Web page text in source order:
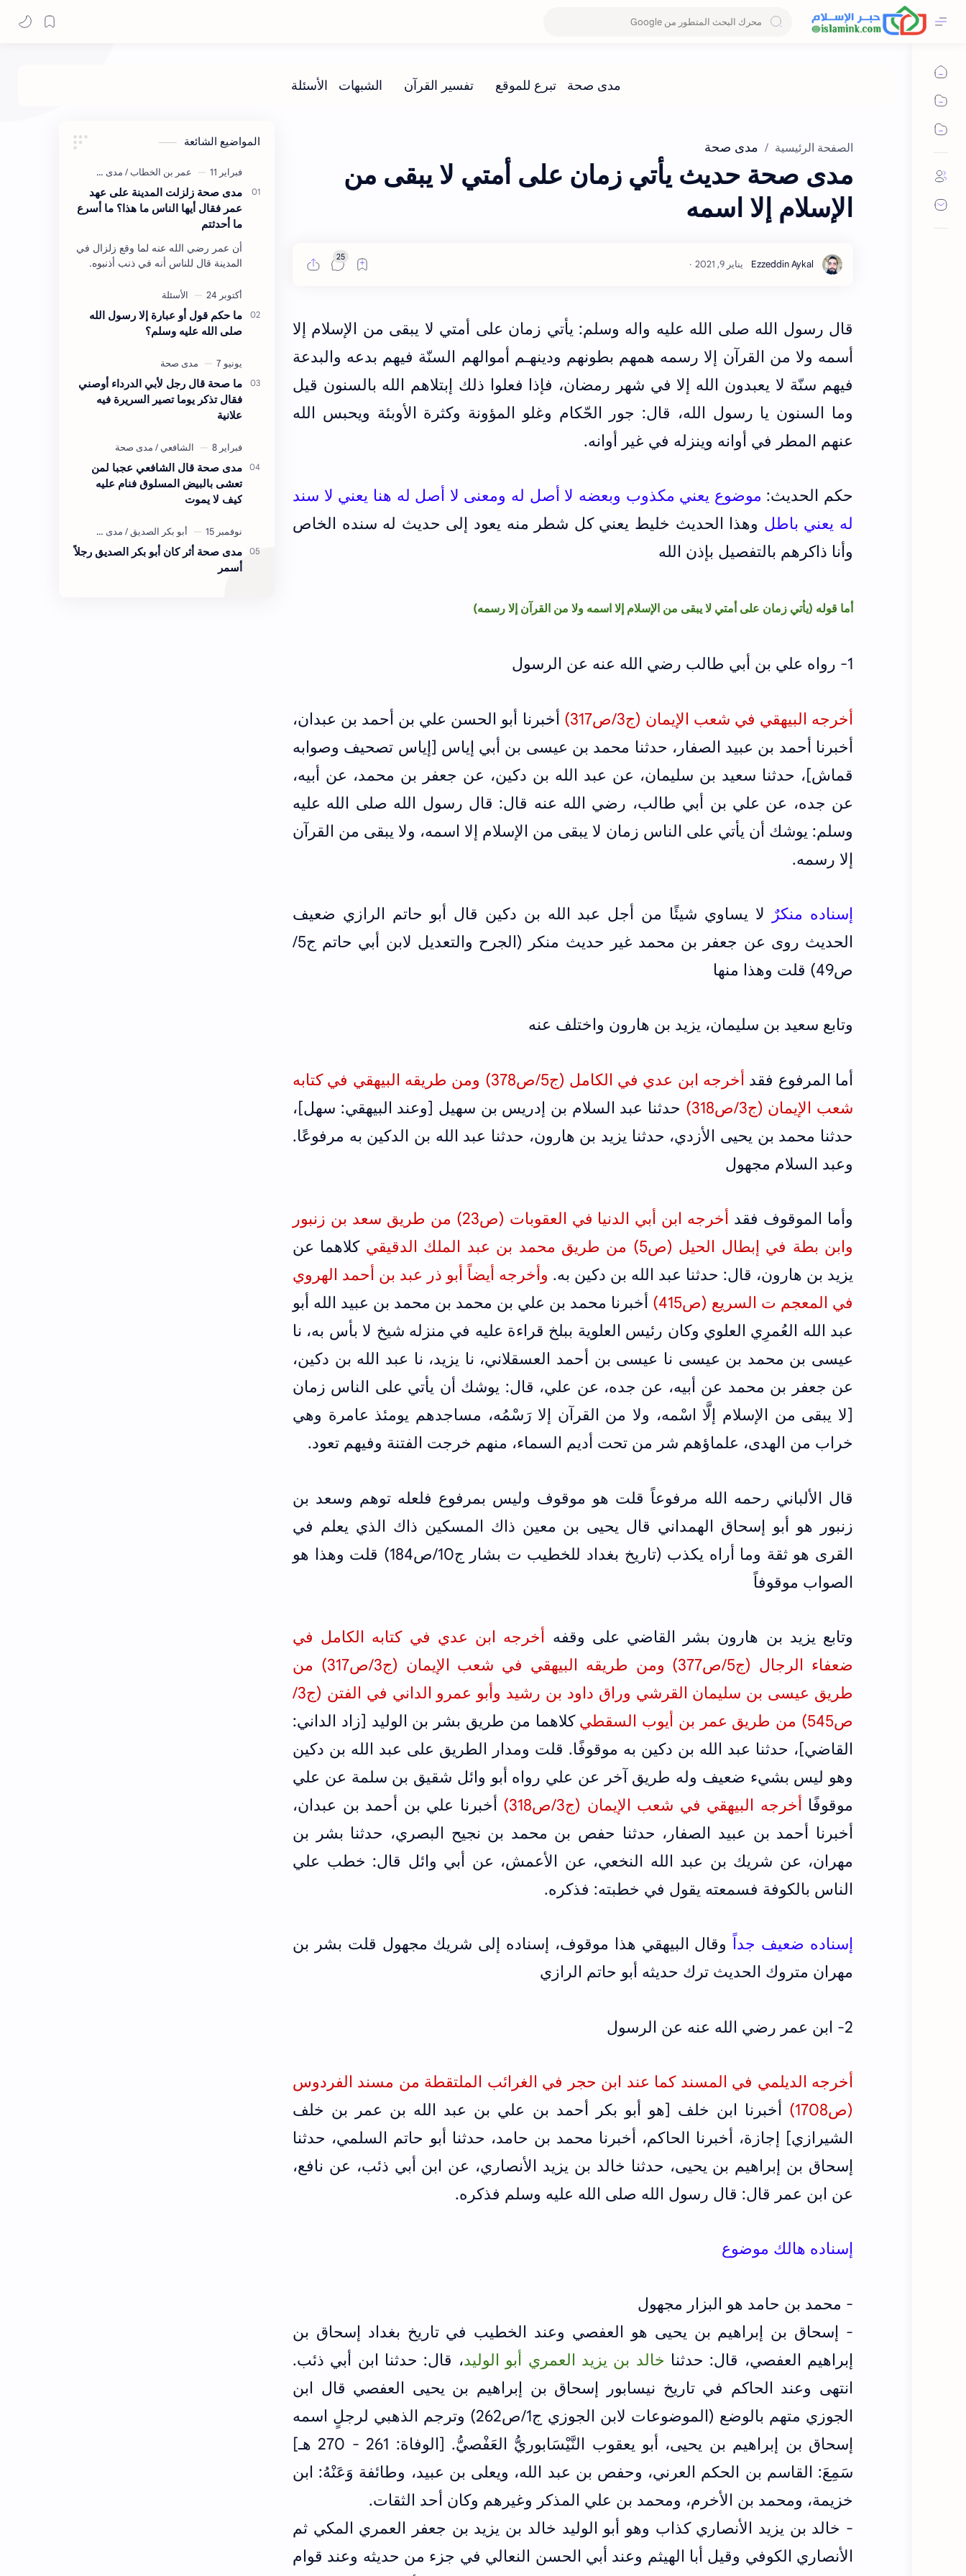
الصفحة الرئيسية مدى صحة
مدى صحة حديث يأتي زمان على أمتي لا يبقى من
الإسلام إلا اسمه
قال رسول الله صلى الله عليه واله وسلم: يأتي زمان على أمتي لا يبقى من الإسلام إلا
أسمه ولا من القرآن إلا رسمه همهم بطونهم ودينهـم أموالهم السنّة فيهم بدعه والبدعة
فيهم سنّة لا يعبدون الله إلا في شهر رمضان، فإذا فعلوا ذلك إبتلاهم الله بالسنون قيل
وما السنون يا رسول الله، قال: جور الحّكام وغلو المؤونة وكثرة الأوبئة ويحبس الله
عنهم المطر في أوانه وينزله في غير أوانه.
حكم الحديث: موضوع يعني مكذوب وبعضه لا أصل له ومعنى لا أصل له هنا يعني لا سند
له يعني باطل وهذا الحديث خليط يعني كل شطر منه يعود إلى حديث له سنده الخاص
وأنا ذاكرهم بالتفصيل بإذن الله
أما قوله (يأتي زمان على أمتي لا يبقى من الإسلام إلا اسمه ولا من القرآن إلا رسمه)
1- رواه علي بن أبي طالب رضي الله عنه عن الرسول
أخرجه البيهقي في شعب الإيمان (ج3/ص317)
أخبرنا أبو الحسن علي بن أحمد بن عبدان،
أخبرنا أحمد بن عبيد الصفار، حدثنا محمد بن عيسى بن أبي إياس [إياس تصحيف وصوابه
قماش]، حدثنا سعيد بن سليمان، عن عبد الله بن دكين، عن جعفر بن محمد، عن أبيه،
عن جده، عن علي بن أبي طالب، رضي الله عنه قال: قال رسول الله صلى الله عليه
وسلم: يوشك أن يأتي على الناس زمان لا يبقى من الإسلام إلا اسمه، ولا يبقى من القرآن
إلا رسمه.
إسناده منكرٌ لا يساوي شيئًا من أجل عبد الله بن دكين قال أبو حاتم الرازي ضعيف
الحديث روى عن جعفر بن محمد غير حديث منكر (الجرح والتعديل لابن أبي حاتم ج5/
ص49) قلت وهذا منها
وتابع سعيد بن سليمان، يزيد بن هارون واختلف عنه
أما المرفوع فقد
أخرجه ابن عدي في الكامل (ج5/ص378) ومن طريقه البيهقي في كتابه
شعب الإيمان (ج3/ص318)
حدثنا عبد السلام بن إدريس بن سهيل [وعند البيهقي: سهل]،
حدثنا محمد بن يحيى الأزدي، حدثنا يزيد بن هارون، حدثنا عبد الله بن الدكين به مرفوعًا.
وعبد السلام مجهول
وأما الموقوف فقد
أخرجه ابن أبي الدنيا في العقوبات (ص23) من طريق سعد بن زنبور
وابن بطة في إبطال الحيل (ص5) من طريق محمد بن عبد الملك الدقيقي
كلاهما عن
يزيد بن هارون، قال: حدثنا عبد الله بن دكين به. وأخرجه أيضاً أبو ذر عبد بن أحمد الهروي
في المعجم ت السريع (ص415)
أخبرنا محمد بن علي بن محمد بن محمد بن عبيد الله أبو
عبد الله العُمرِي العلوي وكان رئيس العلوية ببلخ قراءة عليه في منزله شيخ لا بأس به، نا
عيسى بن محمد بن عیسی نا عیسی بن أحمد العسقلاني، نا يزيد، نا عبد الله بن دكين،
عن جعفر بن محمد عن أبيه، عن جده، عن علي، قال: يوشك أن يأتي على الناس زمان
[لا يبقى من الإسلام إلَّا اسْمه، ولا من القرآن إلا رَسْمُه، مساجدهم يومئذ عامرة وهي
خراب من الهدى، علماؤهم شر من تحت أديم السماء، منهم خرجت الفتنة وفيهم تعود.
قال الألباني رحمه الله مرفوعاً قلت هو موقوف وليس بمرفوع فلعله توهم وسعد بن
زنبور هو أبو إسحاق الهمداني قال يحيى بن معين ذاك المسكين ذاك الذي يعلم في
القرى هو ثقة وما أراه يكذب (تاريخ بغداد للخطيب ت بشار ج10/ص184) قلت وهذا هو
الصواب موقوفاً
وتابع يزيد بن هارون بشر القاضي على وقفه أخرجه ابن عدي في كتابه الكامل في
ضعفاء الرجال (ج5/ص377) ومن طريقه البيهقي في شعب الإيمان (ج3/ص317) من
طريق عيسى بن سليمان القرشي وراق داود بن رشيد وأبو عمرو الداني في الفتن (ج3/
ص545) من طريق عمر بن أيوب السقطي
كلاهما من طريق بشر بن الوليد [زاد الداني:
القاضي]، حدثنا عبد الله بن دكين به موقوفًا. قلت ومدار الطريق على عبد الله بن دكين
وهو ليس بشيء ضعيف وله طريق آخر عن علي رواه أبو وائل شقيق بن سلمة عن علي
موقوفًا أخرجه البيهقي في شعب الإيمان (ج3/ص318)
أخبرنا علي بن أحمد بن عبدان،
أخبرنا أحمد بن عبيد الصفار، حدثنا حفص بن محمد بن نجيح البصري، حدثنا بشر بن
مهران، عن شريك بن عبد الله النخعي، عن الأعمش، عن أبي وائل قال: خطب علي
الناس بالكوفة فسمعته يقول في خطبته: فذكره.
إسناده ضعيف جداً وقال البيهقي هذا موقوف، إسناده إلى شريك مجهول قلت بشر بن
مهران متروك الحديث ترك حديثه أبو حاتم الرازي
2- ابن عمر رضي الله عنه عن الرسول
أخرجه الديلمي في المسند كما عند ابن حجر في الغرائب الملتقطة من مسند الفردوس
(ص1708)
أخبرنا ابن خلف [هو أبو بكر أحمد بن علي بن عبد الله بن عمر بن خلف
الشيرازي] إجازة، أخبرنا الحاكم، أخبرنا محمد بن حامد، حدثنا أبو حاتم السلمي، حدثنا
إسحاق بن إبراهيم بن يحيى، حدثنا خالد بن يزيد الأنصاري، عن ابن أبي ذئب، عن نافع،
عن ابن عمر قال: قال رسول الله صلى الله عليه وسلم فذكره.
إسناده هالك موضوع
- محمد بن حامد هو البزار مجهول
- إسحاق بن إبراهيم بن يحيى هو العفصي وعند الخطيب في تاريخ بغداد إسحاق بن
إبراهيم العفصي، قال: حدثنا خالد بن يزيد العمري أبو الوليد، قال: حدثنا ابن أبي ذئب.
انتهى وعند الحاكم في تاريخ نيسابور إسحاق بن إبراهيم بن يحيى العفصي قال ابن
الجوزي متهم بالوضع (الموضوعات لابن الجوزي ج1/ص262) وترجم الذهبي لرجلٍ اسمه
إسحاق بن إبراهيم بن يحيى، أبو يعقوب النَّيْسَابوريُّ العَفْصيُّ. [الوفاة: 261 - 270 هـ]
سَمِعَ: القاسم بن الحكم العرني، وحفص بن عبد الله، ويعلى بن عبيد، وطائفة وَعَنْهُ: ابن
خزيمة، ومحمد بن الأخرم، ومحمد بن علي المذكر وغيرهم وكان أحد الثقات.
- خالد بن يزيد الأنصاري كذاب وهو أبو الوليد خالد بن يزيد بن جعفر العمري المكي ثم
الأنصاري الكوفي وقيل أبا الهيثم وعند أبي الحسن النعالي في جزء من حديثه وعند قوام
المواضيع الشائعة
مدى صحة زلزلت المدينة على عهد
عمر فقال أيها الناس ما هذا؟ ما أسرع
ما أحدثتم
أن عمر رضي الله عنه لما وقع زلزال في
المدينة قال للناس أنه في ذنب أذنبوه.
معناه أخرجه ابن أبي الدنيا في العقوبات
(ص3…
ما حكم قول أو عبارة إلا رسول الله
صلى الله عليه وسلم؟
ما صحة قال رجل لأبي الدرداء أوصني
فقال تذكر يوما تصير السريرة فيه
علانية
مدى صحة قال الشافعي عجبا لمن
تعشى بالبيض المسلوق فنام عليه
كيف لا يموت
مدى صحة أثر كان أبو بكر الصديق رجلاً
أسمر